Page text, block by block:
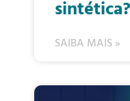
sintética?
SAIBA MAIS »